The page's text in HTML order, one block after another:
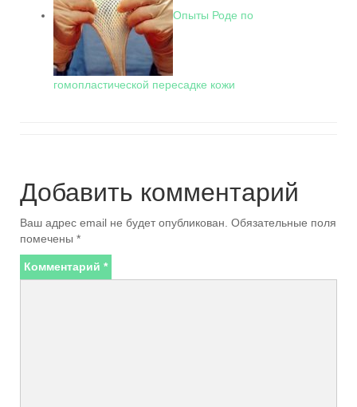
Опыты Роде по
гомопластической пересадке кожи
Добавить комментарий
Ваш адрес email не будет опубликован. Обязательные поля
помечены *
Комментарий *